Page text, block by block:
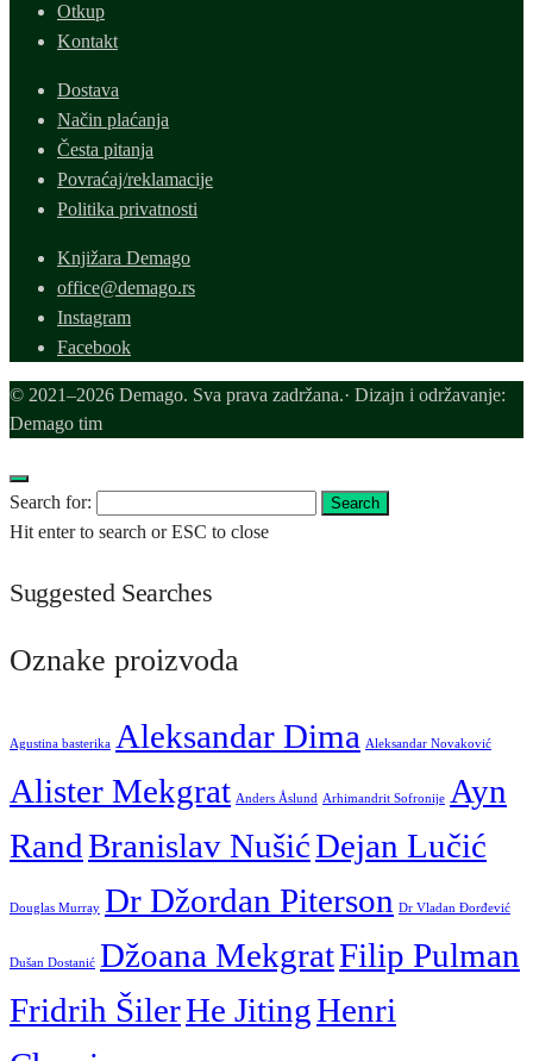
Otkup
Kontakt
Dostava
Način plaćanja
Česta pitanja
Povraćaj/reklamacije
Politika privatnosti
Knjižara Demago
office@demago.rs
Instagram
Facebook
© 2021–2026 Demago. Sva prava zadržana.· Dizajn i održavanje:
Demago tim
Search for: Search
Hit enter to search or ESC to close
Suggested Searches
Oznake proizvoda
Agustina basterika Aleksandar Dima Aleksandar Novaković
Alister Mekgrat Anders Åslund Arhimandrit Sofronije Ayn
RandBranislav NušićDejan Lučić
Douglas Murray Dr Džordan Piterson Dr Vladan Đorđević
Dušan Dostanić Džoana MekgratFilip Pulman
Fridrih ŠilerHe JitingHenri